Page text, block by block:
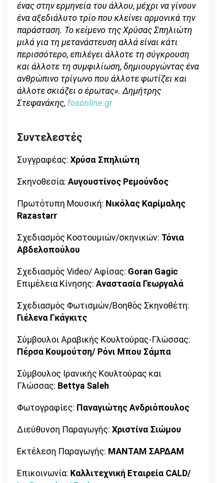
ένας στην ερμηνεία του άλλου, μέχρι να γίνουν
ένα αξεδιάλυτο τρίο που κλείνει αρμονικά την
παράσταση. Το κείμενο της Χρύσας Σπηλιώτη
μιλά για τη μετανάστευση αλλά είναι κάτι
περισσότερο, επιλέγει άλλοτε τη σύγκρουση
και άλλοτε τη συμφιλίωση, δημιουργώντας ένα
ανθρώπινο τρίγωνο που άλλοτε φωτίζει και
άλλοτε σκιάζει ο έρωτας». Δημήτρης
Στεφανάκης, fosonline.gr
Συντελεστές
Συγγραφέας: Χρύσα Σπηλιώτη
Σκηνοθεσία: Αυγουστίνος Ρεμούνδος
Πρωτότυπη Μουσική: Νικόλας Καρίμαλης
Razastarr
Σχεδιασμός Κοστουμιών/σκηνικών: Τόνια
Αβδελοπούλου
Σχεδιασμός Video/ Αφίσας: Goran Gagic
Επιμέλεια Κίνησης: Αναστασία Γεωργαλά
Σχεδιασμός Φωτισμών/Βοηθός Σκηνοθέτη:
Γιέλενα Γκάγκιτς
Σύμβουλοι Αραβικής Κουλτούρας-Γλώσσας:
Πέρσα Κουμούτση/ Ρόνι Μπου Σάμπα
Σύμβουλος Ιρανικής Κουλτούρας και
Γλώσσας: Bettya Saleh
Φωτογραφίες: Παναγιώτης Ανδριόπουλος
Διεύθυνση Παραγωγής: Χριστίνα Σιώμου
Εκτέλεση Παραγωγής: ΜΑΝΤΑΜ ΣΑΡΔΑΜ
Επικοινωνία: Καλλιτεχνική Εταιρεία CALD/